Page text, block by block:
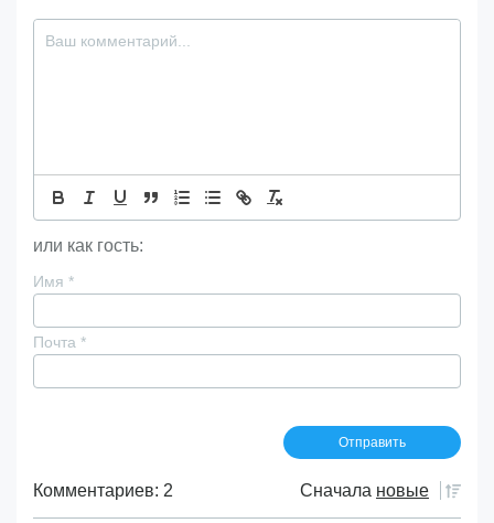
или как гость:
Имя *
Почта *
Комментариев: 2 Сначала новые